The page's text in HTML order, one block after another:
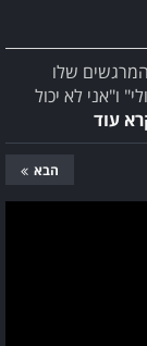
המרגשים שלו
ו"אני לא יכול
עוד
הבא